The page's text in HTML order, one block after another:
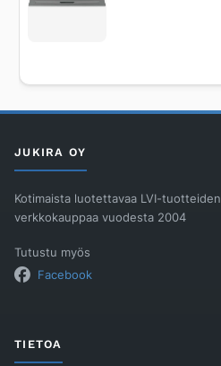
JUKIRA OY
Kotimaista luotettavaa LVI-tuotteiden
verkkokauppaa vuodesta 2004
Tutustu myös
Facebook
TIETOA